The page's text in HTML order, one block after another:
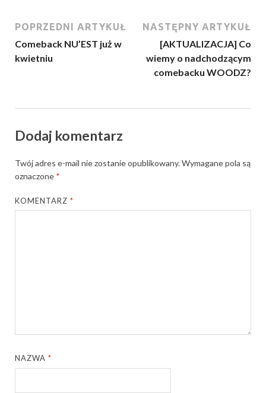
POPRZEDNI ARTYKUŁ
Comeback NU’EST już w
kwietniu
NASTĘPNY ARTYKUŁ
[AKTUALIZACJA] Co
wiemy o nadchodzącym
comebacku WOODZ?
Dodaj komentarz
Twój adres e-mail nie zostanie opublikowany.Wymagane pola są
oznaczone *
KOMENTARZ*
NAZWA*